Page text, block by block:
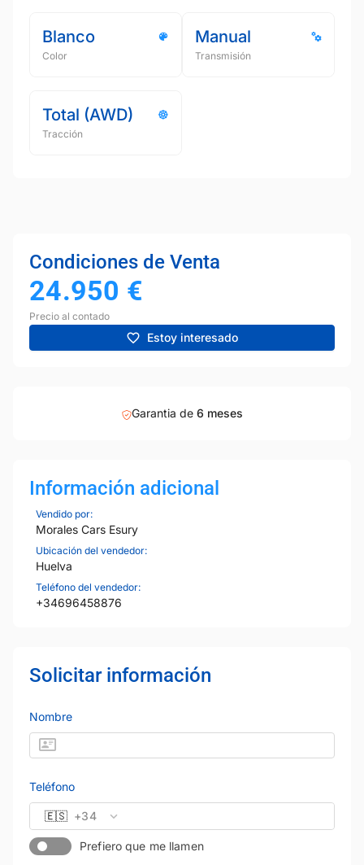
Blanco
Color
Manual
Transmisión
Total (AWD)
Tracción
Condiciones de Venta
24.950 €
Precio al contado
Estoy interesado
Garantia de 6 meses
Información adicional
Vendido por:
Morales Cars Esury
Ubicación del vendedor:
Huelva
Teléfono del vendedor:
+34696458876
Solicitar información
Nombre
Teléfono
🇪🇸 +34
Prefiero que me llamen